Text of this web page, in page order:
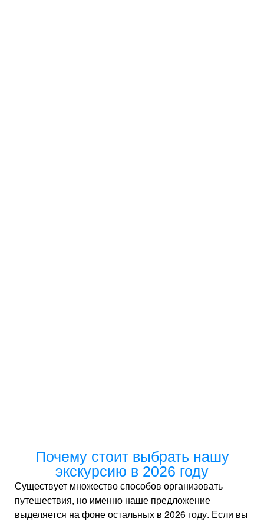
Почему стоит выбрать нашу
экскурсию в 2026 году
Существует множество способов организовать
путешествия, но именно наше предложение
выделяется на фоне остальных в 2026 году. Если вы